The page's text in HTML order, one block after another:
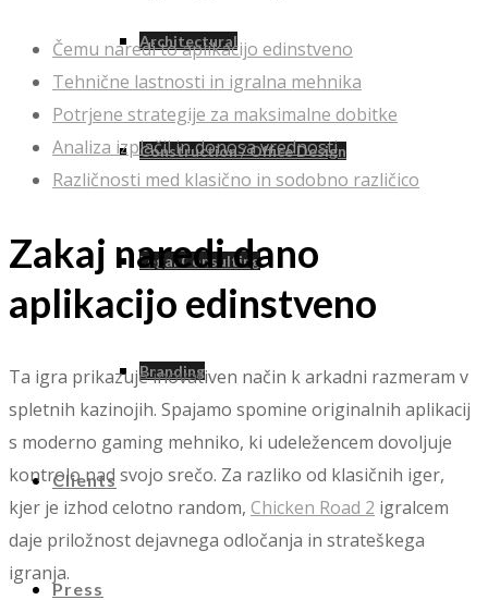
Architectural
Construction / Office Design
Legal Consulting
Branding
Clients
Press
Čemu naredi to aplikacijo edinstveno
Tehnične lastnosti in igralna mehnika
Potrjene strategije za maksimalne dobitke
Analiza izplačil in donosa vrednosti
Različnosti med klasično in sodobno različico
Zakaj naredi dano
aplikacijo edinstveno
Ta igra prikazuje inovativen način k arkadni razmeram v
spletnih kazinojih. Spajamo spomine originalnih aplikacij
s moderno gaming mehniko, ki udeležencem dovoljuje
kontrolo nad svojo srečo. Za razliko od klasičnih iger,
kjer je izhod celotno random, Chicken Road 2 igralcem
daje priložnost dejavnega odločanja in strateškega
igranja.